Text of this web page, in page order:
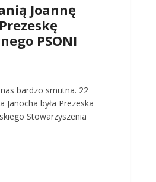
Joannę
PSONI
bardzo smutna. 22
Janocha była Prezeska
Stowarzyszenia